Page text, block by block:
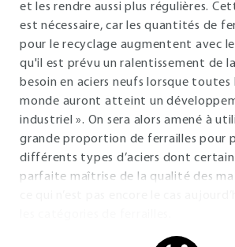
et les rendre aussi plus régulières.
est nécessaire, car les quantités de
pour le recyclage augmentent avec
qu'il est prévu un ralentissement de
besoin en aciers neufs lorsque toutes
monde auront atteint un
industriel ». On sera alors amené à
grande proportion de ferrailles pour
différents types d’aciers dont
parfaite maîtrise de la qualité des